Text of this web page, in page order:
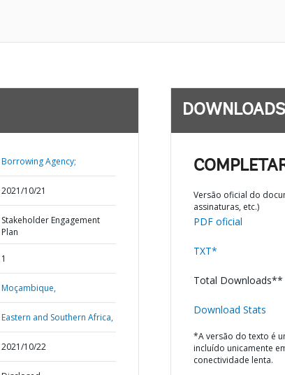
Borrowing Agency;
2021/10/21
Stakeholder Engagement
Plan
1
Moçambique,
Eastern and Southern Africa,
2021/10/22
DOWNLOADS
Versão oficial do
assinaturas, etc.)
PDF oficial
TXT*
Total Downloads**
Download Stats
*A versão do texto é
incluído unicamente
conectividade lenta.